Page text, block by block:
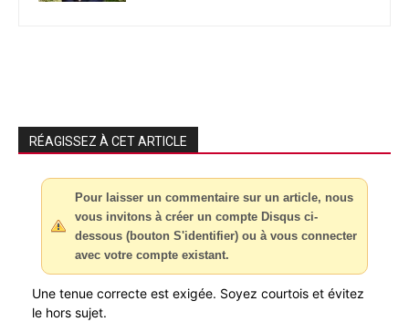
RÉAGISSEZ À CET ARTICLE
Pour laisser un commentaire sur un article, nous
vous invitons à créer un compte Disqus ci-
dessous (bouton S'identifier) ou à vous connecter
avec votre compte existant.
Une tenue correcte est exigée. Soyez courtois et évitez
le hors sujet.